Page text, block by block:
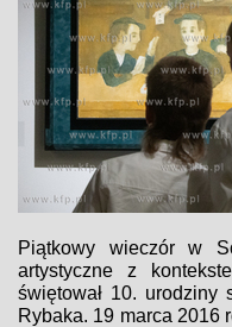
Piątkowy wieczór w
artystyczne z
świętował 10.
Rybaka. 19 marca 2016